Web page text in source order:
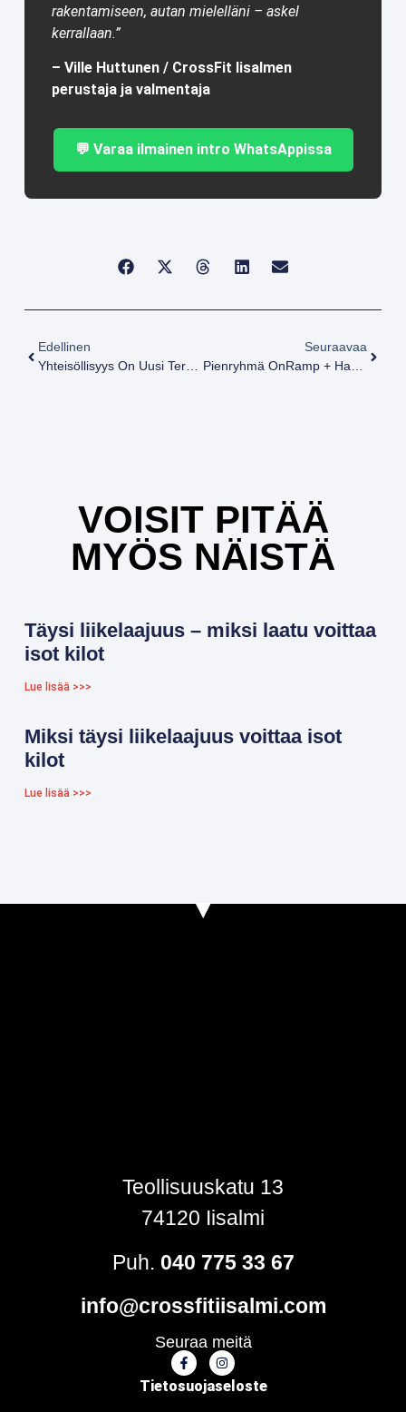
rakentamiseen, autan mielelläni – askel
kerrallaan.”
– Ville Huttunen / CrossFit Iisalmen
perustaja ja valmentaja
💬 Varaa ilmainen intro WhatsAppissa
Edellinen
Yhteisöllisyys On Uusi Terveyshyöty – Miksi Yksin Treenaaminen Ei Enää Riitä
Seuraavaa
Pienryhmä OnRamp + Habits Challenge – Turvallinen Ja Tehokas Alku Treeniin (4 Viikkoa, Max 6 Hlö)
VOISIT PITÄÄ
MYÖS NÄISTÄ
Täysi liikelaajuus – miksi laatu voittaa
isot kilot
Lue lisää >>>
Miksi täysi liikelaajuus voittaa isot
kilot
Lue lisää >>>
Teollisuuskatu 13
74120 Iisalmi
Puh. 040 775 33 67
info@crossfitiisalmi.com
Seuraa meitä
Tietosuojaseloste